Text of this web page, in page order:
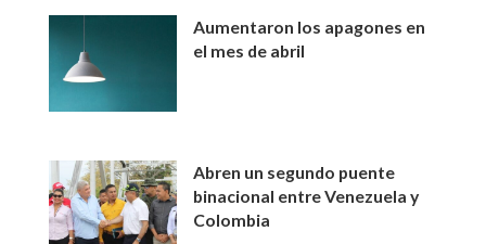
Aumentaron los apagones en
el mes de abril
Abren un segundo puente
binacional entre Venezuela y
Colombia